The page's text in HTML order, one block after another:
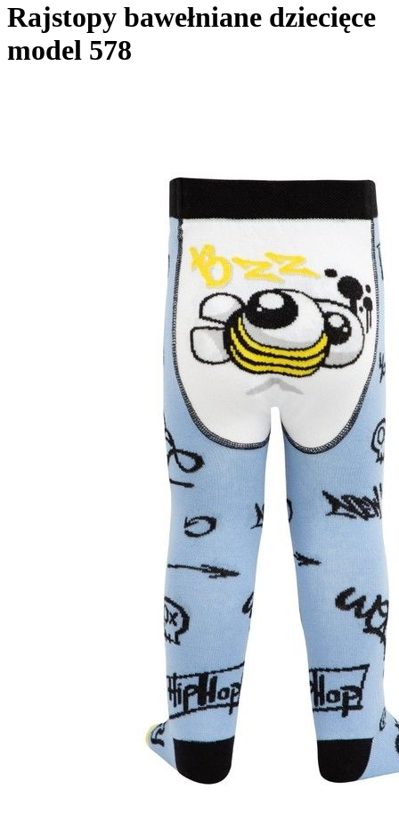
Rajstopy bawełniane dziecięce
model 578